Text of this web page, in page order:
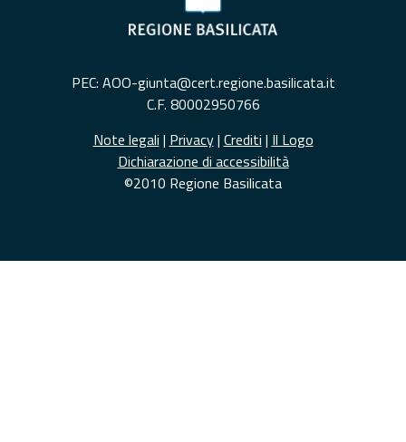
PEC: AOO-giunta@cert.regione.basilicata.it
C.F. 80002950766
Note legali | Privacy| Crediti | Il Logo
Dichiarazione di accessibilità
©2010 Regione Basilicata